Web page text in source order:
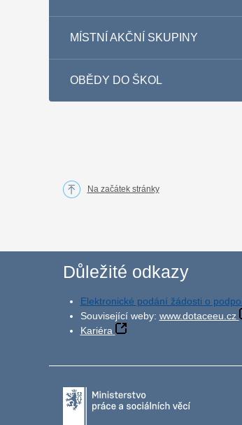
MÍSTNÍ AKČNÍ SKUPINY
OBĚDY DO ŠKOL
Na začátek stránky
Důležité odkazy
Elektronické podání žádosti o
Související weby: www.dotaceeu.cz
Kariéra